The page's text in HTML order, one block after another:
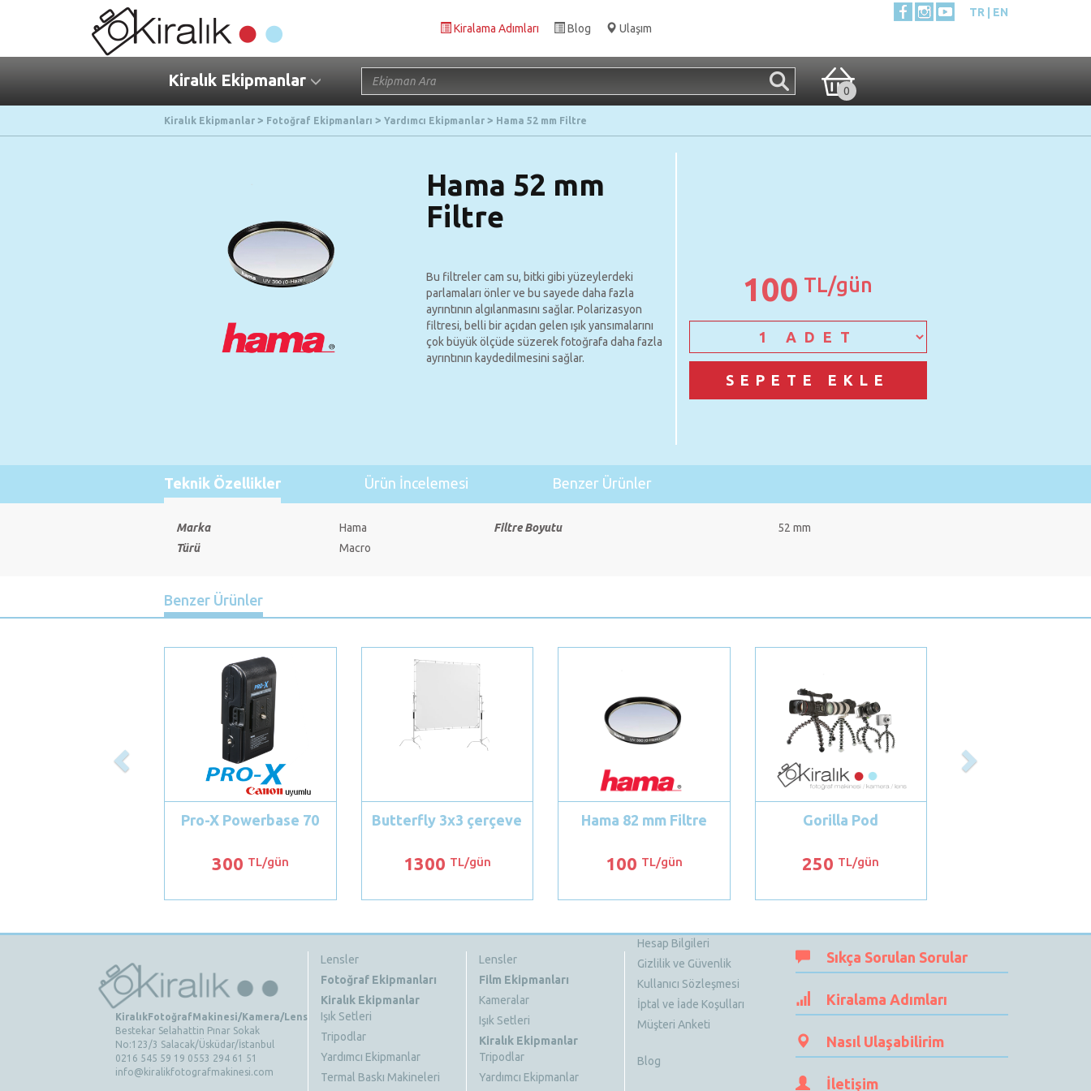
Kiralama Adımları Blog Ulaşım
TR EN
Kiralık Ekipmanlar
0
Kiralık Ekipmanlar Fotoğraf Ekipmanları Yardımcı Ekipmanlar Hama 52 mm Filtre
Hama 52 mm
Filtre
Bu filtreler cam su, bitki gibi yüzeylerdeki
parlamaları önler ve bu sayede daha fazla
ayrıntının algılanmasını sağlar. Polarizasyon
filtresi, belli bir açıdan gelen ışık yansımalarını
çok büyük ölçüde süzerek fotoğrafa daha fazla
ayrıntının kaydedilmesini sağlar.
100 TL/gün
Teknik Özellikler Ürün İncelemesi Benzer Ürünler
Marka Hama Filtre Boyutu
52 mm
Türü
Macro
Benzer Ürünler
Pro-X Powerbase 70
300 TL/gün
Butterfly 3x3 çerçeve
1300 TL/gün
Hama 82 mm Filtre
100 TL/gün
Gorilla Pod
250 TL/gün
KiralıkFotoğrafMakinesi/Kamera/Lens
Bestekar Selahattin Pınar Sokak
No:123/3 Salacak/Üsküdar/İstanbul
0216 545 59 19 0553 294 61 51
info@kiralikfotografmakinesi.com
Lensler
Fotoğraf Ekipmanları
Kiralık Ekipmanlar
Işık Setleri
Tripodlar
Yardımcı Ekipmanlar
Termal Baskı Makineleri
Lensler
Film Ekipmanları
Kameralar
Işık Setleri
Kiralık Ekipmanlar
Tripodlar
Yardımcı Ekipmanlar
Hesap Bilgileri
Gizlilik ve Güvenlik
Kullanıcı Sözleşmesi
İptal ve İade Koşulları
Müşteri Anketi
Blog
Sıkça Sorulan Sorular
Kiralama Adımları
Nasıl Ulaşabilirim
İletişim